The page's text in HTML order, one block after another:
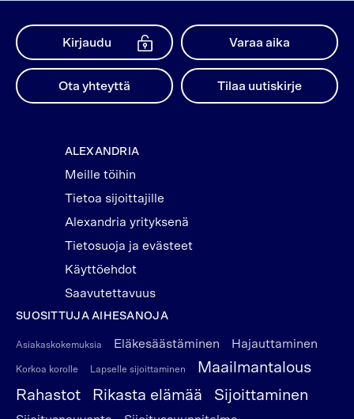
Kirjaudu Varaa aika
Ota yhteyttä Tilaa uutiskirje
ALEXANDRIA
Meille töihin
Tietoa sijoittajille
Alexandria yrityksenä
Tietosuoja ja evästeet
Käyttöehdot
Saavutettavuus
SUOSITTUJA AIHESANOJA
Asiakaskokemuksia Eläkesäästäminen Hajauttaminen
Korkoa korolle Lapselle sijoittaminen
Maailmantalous
Rahastot
Rikasta elämää Sijoittaminen